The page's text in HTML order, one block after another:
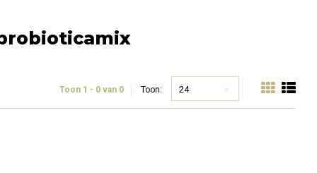
Toon 1 - 0 van 0 Toon: 24